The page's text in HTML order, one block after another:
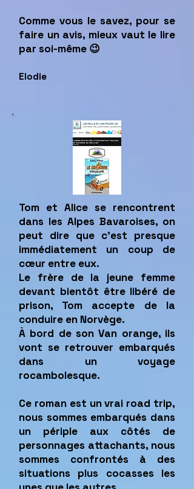
Comme vous le savez, pour se
faire un avis, mieux vaut le lire
par soi-même 😉
Elodie
Tom et Alice se rencontrent
dans les Alpes Bavaroises, on
peut dire que c’est presque
immédiatement un coup de
cœur entre eux.
Le frère de la jeune femme
devant bientôt être libéré de
prison, Tom accepte de la
conduire en Norvège.
À bord de son Van orange, ils
vont se retrouver embarqués
dans un voyage
rocambolesque.
Ce roman est un vrai road trip,
nous sommes embarqués dans
un périple aux côtés de
personnages attachants, nous
sommes confrontés à des
situations plus cocasses les